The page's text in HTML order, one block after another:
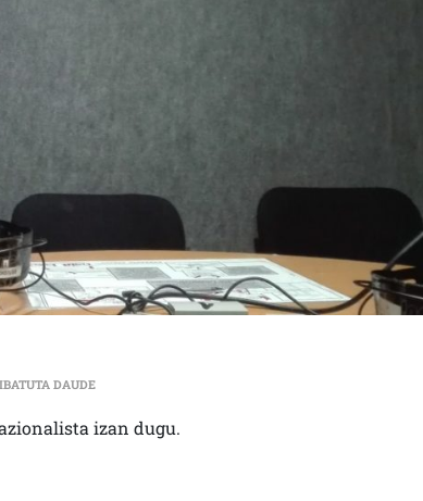
DAUDEINTERNAZIONALISMOA| IGARKI DE ROBLES
izan dugu.